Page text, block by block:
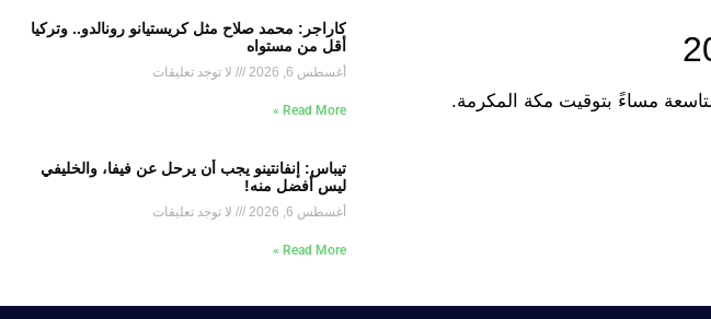
كاراجر: محمد صلاح مثل كريستيانو رونالدو.. وتركيا
أقل من مستواه
أغسطس 6, 2026 لا توجد تعليقات
Read More »
تيباس: إنفانتينو يجب أن يرحل عن فيفا، والخليفي
ليس أفضل منه!
أغسطس 6, 2026 لا توجد تعليقات
Read More »